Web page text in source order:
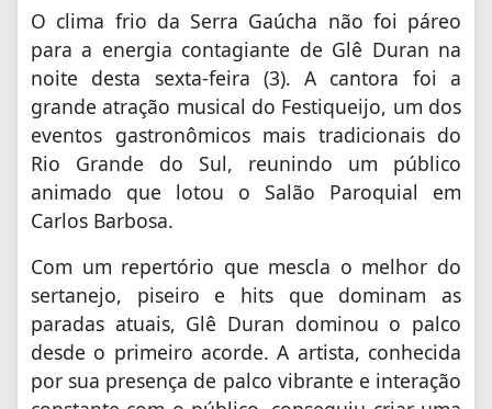
O clima frio da Serra Gaúcha não foi páreo
para a energia contagiante de Glê Duran na
noite desta sexta-feira (3). A cantora foi a
grande atração musical do Festiqueijo, um dos
eventos gastronômicos mais tradicionais do
Rio Grande do Sul, reunindo um público
animado que lotou o Salão Paroquial em
Carlos Barbosa.
Com um repertório que mescla o melhor do
sertanejo, piseiro e hits que dominam as
paradas atuais, Glê Duran dominou o palco
desde o primeiro acorde. A artista, conhecida
por sua presença de palco vibrante e interação